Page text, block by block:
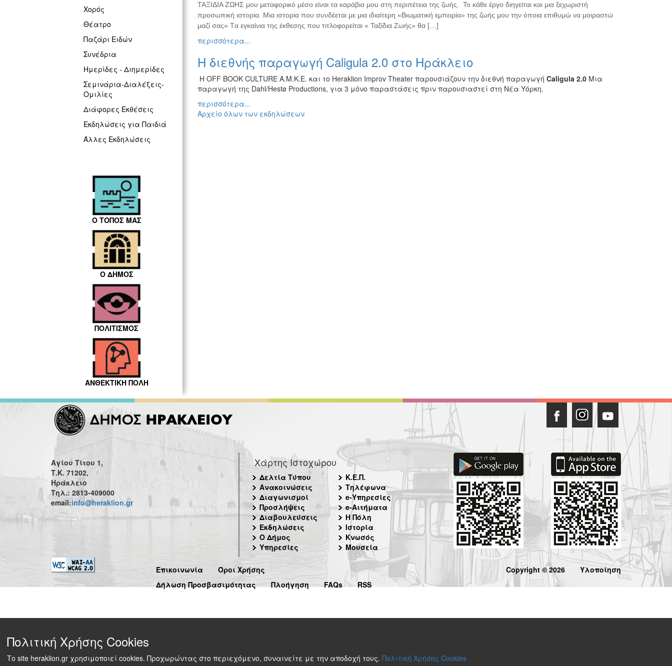
Χορός
Θέατρο
Παζάρι Ειδών
Συνέδρια
Ημερίδες - Διημερίδες
Σεμινάρια-Διαλέξεις-
Ομιλίες
Διάφορες Εκθέσεις
Εκδηλώσεις για Παιδιά
Άλλες Εκδηλώσεις
Ο ΤΟΠΟΣ ΜΑΣ
Ο ΔΗΜΟΣ
ΠΟΛΙΤΙΣΜΟΣ
ΑΝΘΕΚΤΙΚΗ ΠΟΛΗ
ΤΑΞΙΔΙΑ ΖΩΗΣ μου μεταφορικό μέσο είναι τα καράβια μου στη περιπέτεια της ζωής. Το κάθε έργο διηγείται και μια ξεχωριστή
προσωπική ιστορία. Μια ιστορία που συνδέεται με μια ιδιαίτερη «Βιωματική εμπειρία» της ζωής μου την όποια επιθυμώ να μοιραστώ
μαζί σας» Tα εγκαίνια της έκθεσης που τιτλοφορείται « Ταξίδια Ζωής» θα […]
περισσότερα...
Η διεθνής παραγωγή Caligula 2.0 στο Ηράκλειο
Η OFF BOOK CULTURE Α.Μ.Κ.Ε. και το Heraklion Improv Theater παρουσιάζουν την διεθνή παραγωγή Caligula 2.0 Μια
παραγωγή της Dahl/Hestø Productions, για 3 μόνο παραστάσεις πριν παρουσιαστεί στη Νέα Υόρκη.
περισσότερα...
Αρχείο όλων των εκδηλώσεων
Αγίου Τίτου 1,
Τ.Κ. 71202,
Ηράκλειο
Τηλ.: 2813-409000
email:info@heraklion.gr
Χάρτης Ιστοχώρου
Δελτία Τύπου
Ανακοινώσεις
Διαγωνισμοί
Προσλήψεις
Διαβουλεύσεις
Εκδηλώσεις
Ο Δήμος
Υπηρεσίες
Κ.Ε.Π.
Τηλέφωνα
e-Υπηρεσίες
e-Αιτήματα
Η Πόλη
Ιστορία
Κνωσός
Μουσεία
Επικοινωνία
Όροι Χρήσης
Δήλωση Προσβασιμότητας
Πλοήγηση FAQs RSS
Copyright © 2026 Υλοποίηση
Πολιτική Χρήσης Cookies
Το site heraklion.gr χρησιμοποιεί cookies. Προχωρώντας στο περιεχόμενο, συναινείτε με την αποδοχή τους. Πολιτική Χρήσης Cookies